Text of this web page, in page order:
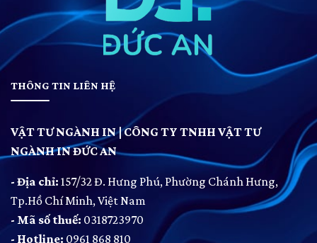
THÔNG TIN LIÊN HỆ
VẬT TƯ NGÀNH IN | CÔNG TY TNHH VẬT TƯ
NGÀNH IN ĐỨC AN
- Địa chỉ: 157/32 Đ. Hưng Phú, Phường Chánh Hưng,
Tp.Hồ Chí Minh, Việt Nam
- Mã số thuế: 0318723970
- Hotline: 0961 868 810